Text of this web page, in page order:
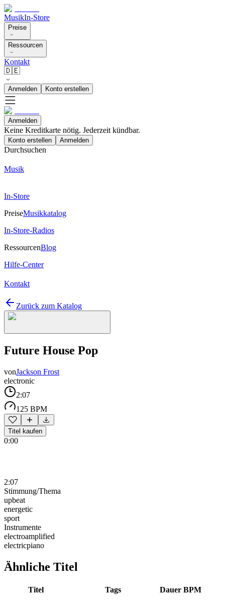
MusikIn-Store
Preise
Ressourcen
Kontakt
🇩🇪
Anmelden Konto erstellen
Anmelden
Keine Kreditkarte nötig. Jederzeit kündbar.
Konto erstellen Anmelden
Durchsuchen
Musik
In-Store
PreiseMusikkatalog
In-Store-Radios
RessourcenBlog
Hilfe-Center
Kontakt
Zurück zum Katalog
Future House Pop
vonJackson Frost
electronic
2:07
125 BPM
Titel kaufen
0:00
2:07
Stimmung/Thema
upbeat
energetic
sport
Instrumente
electroamplified
electricpiano
Ähnliche Titel
Titel Tags Dauer BPM